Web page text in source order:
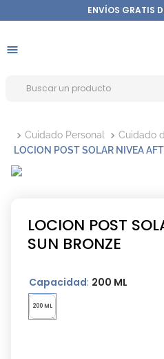
ENVÍOS GRATIS
Cuidado Personal Cuidado
LOCION POST SOLAR NIVEA
LOCION POST
SUN BRONZE
Capacidad: 200 ML
200 ML